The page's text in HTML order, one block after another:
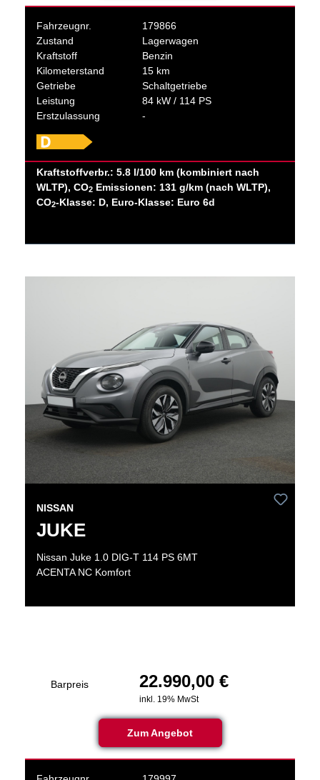
Fahrzeugnr.
179866
Zustand
Lagerwagen
Kraftstoff
Benzin
Kilometerstand
15 km
Getriebe
Schaltgetriebe
Leistung
84 kW / 114 PS
Erstzulassung
-
Kraftstoffverbr.: 5.8 l/100 km (kombiniert nach
WLTP), CO2 Emissionen: 131 g/km (nach WLTP),
CO2-Klasse: D, Euro-Klasse: Euro 6d
NISSAN
JUKE
Nissan Juke 1.0 DIG-T 114 PS 6MT
ACENTA NC Komfort
Barpreis 22.990,00 €
inkl. 19% MwSt
Zum Angebot